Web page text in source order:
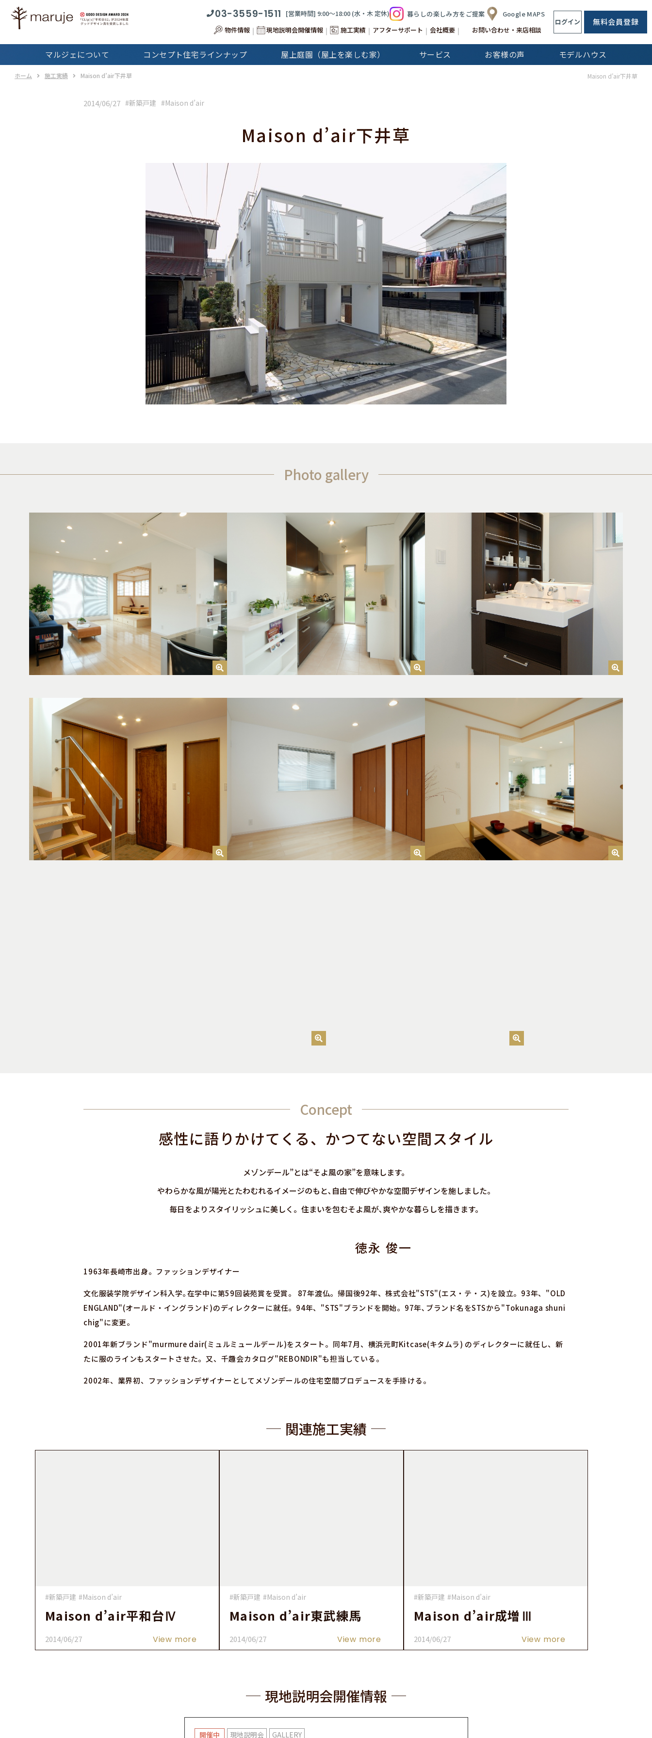
03-3559-1511 [営業時間] 9:00〜18:00 (⽔‧⽊ 定休) 暮らしの楽しみ方をご提案
Google MAPS
物件情報
現地説明会開催情報 施工実績 アフターサポート 会社概要 お問い合わせ・来店相談
ログイン 無料会員登録
マルジェについて コンセプト住宅ラインナップ
コンセプト住宅
ラインナップTOP
Real&Stories Cap-Martin CLip[s]
GALLERY 注文住宅
屋上庭園（屋上を楽しむ家） サービス
マルジェの
サービス
お客様の声 モデルハウス
ホーム 施工実績 Maison d’air下井草 Maison d’air下井草
Maison d’air下井草
2014/06/27 #新築戸建 #Maison d’air
Photo gallery
Concept
感性に語りかけてくる、かつてない空間スタイル
メゾンデール”とは“そよ風の家”を意味します。
やわらかな風が陽光とたわむれるイメージのもと､自由で伸びやかな空間デザインを施しました。
毎日をよりスタイリッシュに美しく。住まいを包むそよ風が､爽やかな暮らしを描きます。
徳永 俊一
1963年長崎市出身。ファッションデザイナー
文化服装学院デザイン科入学｡在学中に第59回装苑賞を受賞。 87年渡仏。帰国後92年、株式会社"STS"(エス・テ・ス)を設立。93年、"OLD
ENGLAND"(オールド・イングランド)のディレクターに就任。94年、"STS"ブランドを開始。97年､ブランド名をSTSから"Tokunaga shuni
chig"に変更。
2001年新ブランド"murmure dair(ミュルミュールデール)をスタート。同年7月、横浜元町Kitcase(キタムラ) のディレクターに就任し、新
たに服のラインもスタートさせた。又、千趣会カタログ"REBONDIR"も担当している。
2002年、業界初、ファッションデザイナーとしてメゾンデールの住宅空間プロデュースを手掛ける。
関連施工実績
#新築戸建 #Maison d’air
Maison d’air平和台Ⅳ
2014/06/27 View more
#新築戸建 #Maison d’air
Maison d’air東武練馬
2014/06/27 View more
#新築戸建 #Maison d’air
Maison d’air成増Ⅲ
2014/06/27 View more
現地説明会開催情報
現地説明会 GALLERY